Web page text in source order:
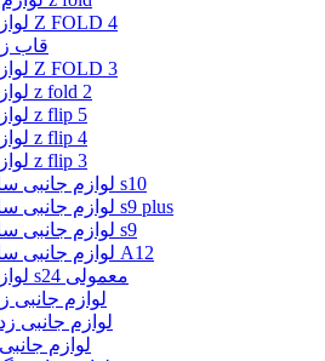
لوازم جانبی Z FOLD 4
قاب
لوازم جانبی Z FOLD 3
لوازم جانبی z fold 2
لوازم جانبی z flip 5
لوازم جانبی z flip 4
لوازم جانبی z flip 3
لوازم جانبی سامسونگ s10
لوازم جانبی سامسونگ s9 plus
لوازم جانبی سامسونگ s9
لوازم جانبی سامسونگ A12
لوازم جانبی s24 معمولی
لوازم جانبی
لوازم جانبی
لوازم